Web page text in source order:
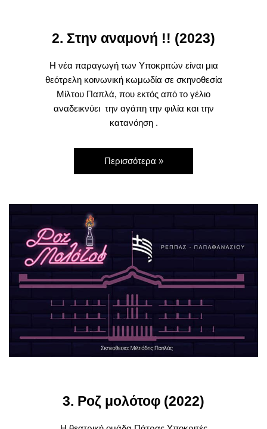
2. Στην αναμονή !! (2023)
Η νέα παραγωγή των Υποκριτών είναι μια
θεότρελη κοινωνική κωμωδία σε σκηνοθεσία
Μίλτου Παπλά, που εκτός από το γέλιο
αναδεικνύει την αγάπη την φιλία και την
κατανόηση .
Περισσότερα »
3. Ροζ μολότοφ (2022)